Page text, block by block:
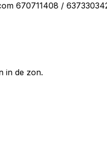
670711408 /
in de zon.